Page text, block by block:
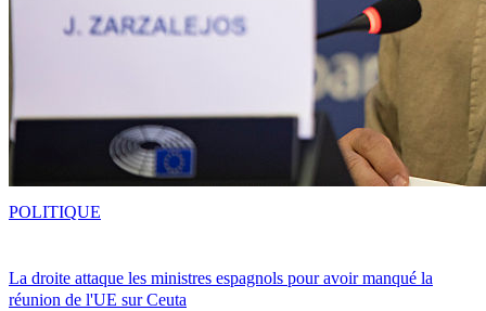
La droite attaque les ministres espagnols pour avoir manqué la
réunion de l'UE sur Ceuta
POLITIQUE